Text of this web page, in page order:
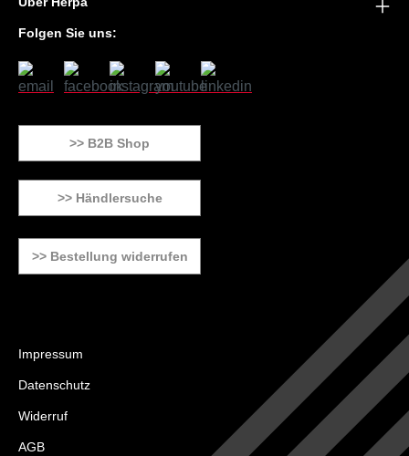
Folgen Sie uns:
>> B2B Shop
>> Händlersuche
>> Bestellung widerrufen
Impressum
Datenschutz
Widerruf
AGB